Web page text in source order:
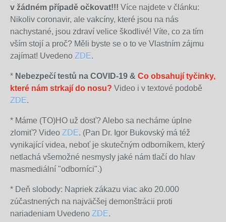
v žádném případě očkovat!!! Více najdete v článku:
Nikoliv coronavir, ale vakcíny, které jsou na nás
nachystané, jsou zdraví velice škodlivé! Víte, co za tím
vším stojí a proč? Měli byste se o to ve Vlastním zájmu
zajímat! Uvedeno ZDE.
* Nebezpečí testů na COVID-19 & Co obsahují tyčinky,
které nám strkají do nosu? Video i v textové podobě
ZDE.
* Máme (TO)HO už dosť? Alebo sa necháme úplne
zlomiť? Video ZDE. (Pan Dr. Igor Bukovský má též
vynikající videa, neboť je skutečným odborníkem, který
netlachá všemožné nesmysly jaké nám tlačí do hlav
masmediální "odborníci".)
* Deň slobody: Napriek zákazu viac ako 20.000
zúčastnených na najväčšej demonštrácii proti
nariadeniam Uvedeno ZDE.